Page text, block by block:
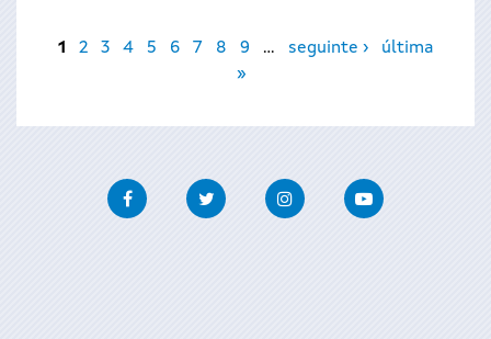
Páxinas
1 2 3 4 5 6 7 8 9 … seguinte ›
última
»
FacebookTwitter InstagramYoutube